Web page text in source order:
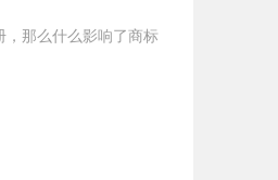
那么什么影响了商标